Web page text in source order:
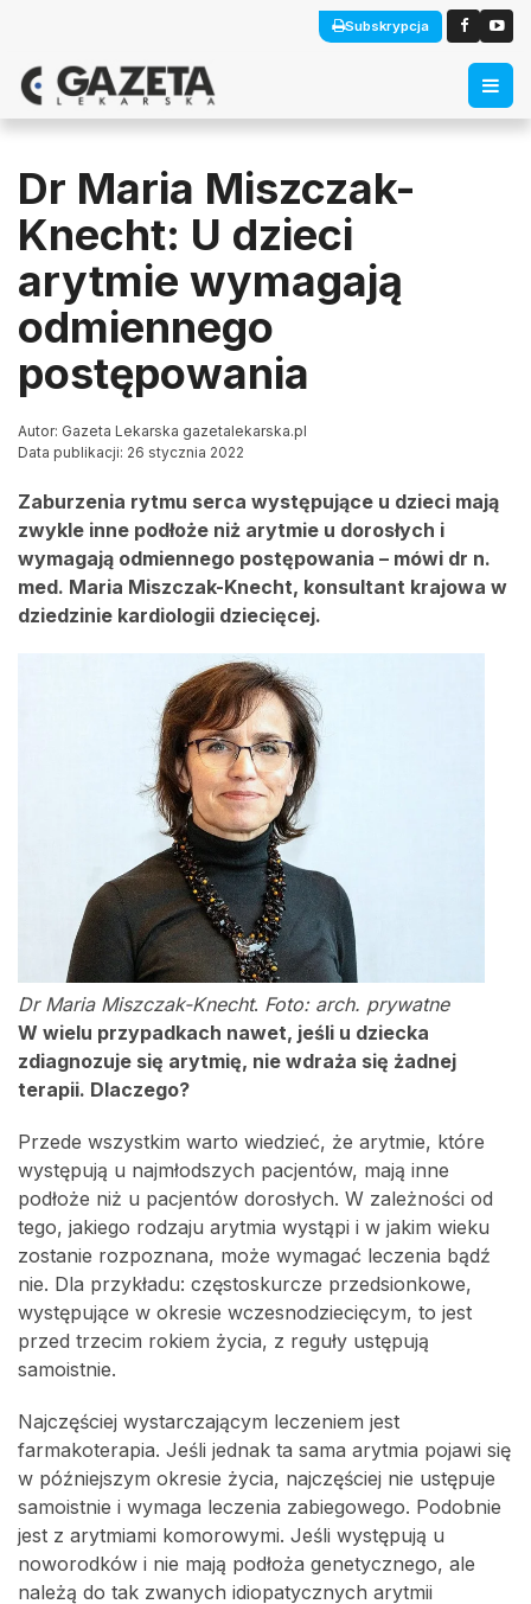
Subskrypcja
Dr Maria Miszczak-
Knecht: U dzieci
arytmie wymagają
odmiennego
postępowania
Autor: Gazeta Lekarska gazetalekarska.pl
Data publikacji: 26 stycznia 2022
Zaburzenia rytmu serca występujące u dzieci mają
zwykle inne podłoże niż arytmie u dorosłych i
wymagają odmiennego postępowania – mówi dr n.
med. Maria Miszczak-Knecht, konsultant krajowa w
dziedzinie kardiologii dziecięcej.
Dr Maria Miszczak-Knecht. Foto: arch. prywatne
W wielu przypadkach nawet, jeśli u dziecka
zdiagnozuje się arytmię, nie wdraża się żadnej
terapii. Dlaczego?
Przede wszystkim warto wiedzieć, że arytmie, które
występują u najmłodszych pacjentów, mają inne
podłoże niż u pacjentów dorosłych. W zależności od
tego, jakiego rodzaju arytmia wystąpi i w jakim wieku
zostanie rozpoznana, może wymagać leczenia bądź
nie. Dla przykładu: częstoskurcze przedsionkowe,
występujące w okresie wczesnodziecięcym, to jest
przed trzecim rokiem życia, z reguły ustępują
samoistnie.
Najczęściej wystarczającym leczeniem jest
farmakoterapia. Jeśli jednak ta sama arytmia pojawi się
w późniejszym okresie życia, najczęściej nie ustępuje
samoistnie i wymaga leczenia zabiegowego. Podobnie
jest z arytmiami komorowymi. Jeśli występują u
noworodków i nie mają podłoża genetycznego, ale
należą do tak zwanych idiopatycznych arytmii